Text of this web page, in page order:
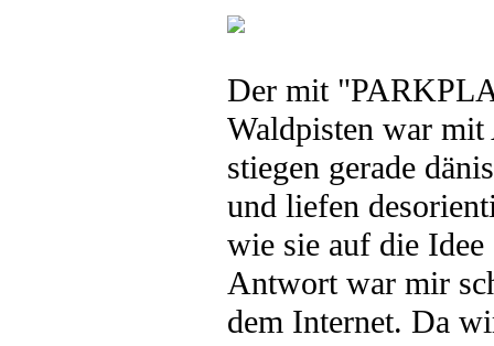
Der mit
Waldpisten war
stiegen gerade
und liefen
wie sie auf die
Antwort war mir
dem Internet. Da